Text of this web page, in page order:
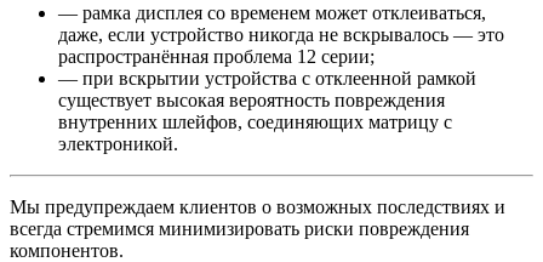
— рамка дисплея со временем может отклеиваться,
даже, если устройство никогда не вскрывалось — это
распространённая проблема 12 серии;
— при вскрытии устройства с отклеенной рамкой
существует высокая вероятность повреждения
внутренних шлейфов, соединяющих матрицу с
электроникой.
Мы предупреждаем клиентов о возможных последствиях и
всегда стремимся минимизировать риски повреждения
компонентов.